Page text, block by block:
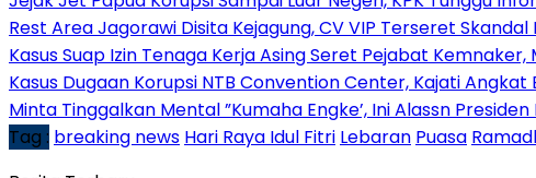
Rest Area Jagorawi Disita Kejagung, CV VIP Terseret
Kasus Suap Izin Tenaga Kerja Asing Seret Pejabat
Kasus Dugaan Korupsi NTB Convention Center, Kajati
Minta Tinggalkan Mental ”Kumaha Engke’, Ini Alassn
Tag : breaking news Hari Raya Idul Fitri Lebaran Puasa